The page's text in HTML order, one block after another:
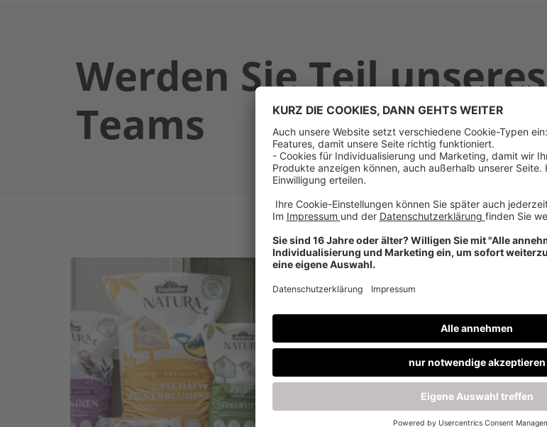
Werden Sie Teil unseres
Teams